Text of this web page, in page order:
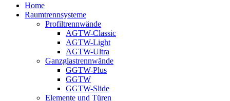
Home
Raumtrennsysteme
Profiltrennwände
AGTW-Classic
AGTW-Light
AGTW-Ultra
Ganzglastrennwände
GGTW-Plus
GGTW
GGTW-Slide
Elemente und Türen